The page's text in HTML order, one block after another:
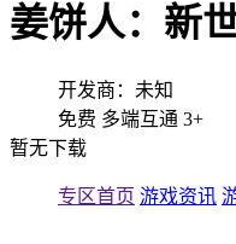
姜饼人：新
开发商：未知
免费 多端互通 3+
暂无下载
专区首页 游戏资讯